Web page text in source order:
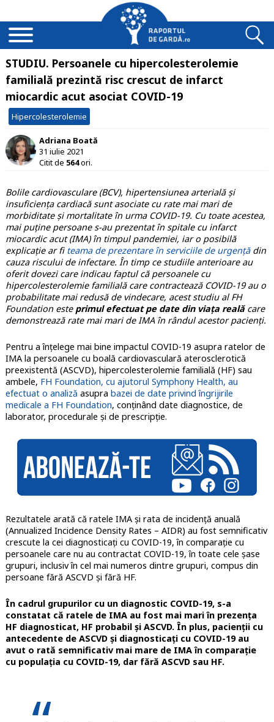
STUDIU. Persoanele cu hipercolesterolemie
familială prezintă risc crescut de infarct
miocardic acut asociat COVID-19
Hipercolesterolemie
Adriana Boată
31 iulie 2021
Citit de 564ori.
Bolile cardiovasculare (BCV), hipertensiunea arterială și
insuficiența cardiacă sunt asociate cu rate mai mari de
morbiditate și mortalitate în urma COVID-19. Cu toate acestea,
mai puține persoane s-au prezentat în spitale cu infarct
miocardic acut (IMA) în timpul pandemiei, iar o posibilă
explicație ar fi teama de prezentare în serviciile de urgențădin
cauza riscului de infectare. În timp ce studiile anterioare au
oferit dovezi care indicau faptul că persoanele cu
hipercolesterolemie familială care contractează COVID-19 au o
probabilitate mai redusă de vindecare, acest studiu al FH
Foundation este primul efectuat pe date din viața realăcare
demonstrează rate mai mari de IMA în rândul acestor pacienți.
Pentru a înțelege mai bine impactul COVID-19 asupra ratelor de
IMA la persoanele cu boală cardiovasculară aterosclerotică
preexistentă (ASCVD), hipercolesterolemie familială (HF) sau
ambele, FH Foundation, cu ajutorul Symphony Health, au
efectuat o analiză asupra bazei de date privind îngrijirile
medicale a FH Foundation, conținând date diagnostice, de
laborator, procedurale și de prescripție.
Rezultatele arată că ratele IMA și rata de incidență anuală
(Annualized Incidence Density Rates – AIDR) au fost semnificativ
crescute la cei diagnosticați cu COVID-19, în comparație cu
persoanele care nu au contractat COVID-19, în toate cele șase
grupuri, inclusiv în cel mai numeros dintre grupuri, compus din
persoane fără ASCVD și fără HF.
În cadrul grupurilor cu un diagnostic COVID-19, s-a
constatat că ratele de IMA au fost mai mari în prezența
HF diagnosticat, HF probabil și ASCVD. În plus, pacienții cu
antecedente de ASCVD și diagnosticați cu COVID-19 au
avut o rată semnificativ mai mare de IMA în comparație
cu populația cu COVID-19, dar fără ASCVD sau HF.